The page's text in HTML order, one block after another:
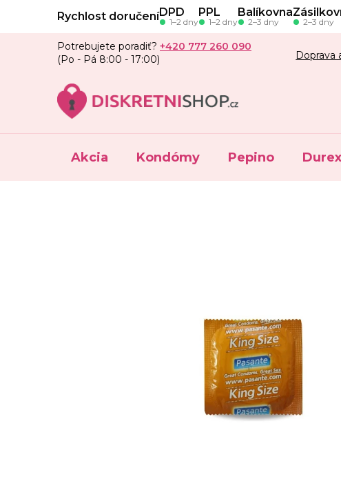
Rychlost doručeníDPD
1–2 dny
PPL
1–2 dny
Balíkovna
2–3 dny 2–3 dny
Potrebujete poradiť? +420 777 260 090
(Po - Pá 8:00 - 17:00)
Doprava
Akcia Kondómy Pepino Durex